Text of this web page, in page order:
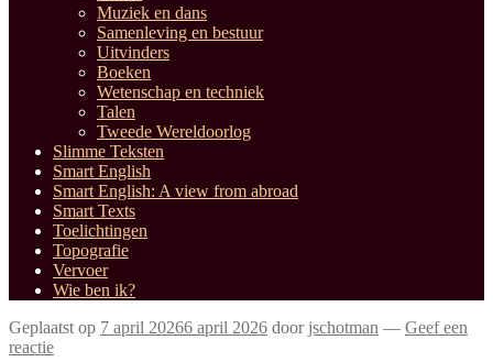
Muziek en dans
Samenleving en bestuur
Uitvinders
Boeken
Wetenschap en techniek
Talen
Tweede Wereldoorlog
Slimme Teksten
Smart English
Smart English: A view from abroad
Smart Texts
Toelichtingen
Topografie
Vervoer
Wie ben ik?
Geplaatst op 7 april 20266 april 2026 door jschotman — Geef een
reactie